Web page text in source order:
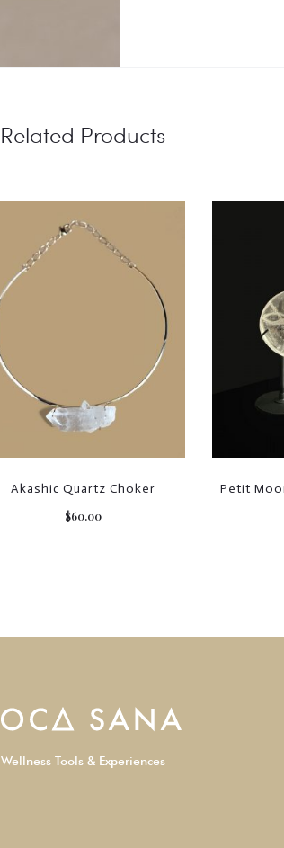
Related Products
Akashic Quartz Choker
$60.00
Petit
Wellness Tools & Experiences